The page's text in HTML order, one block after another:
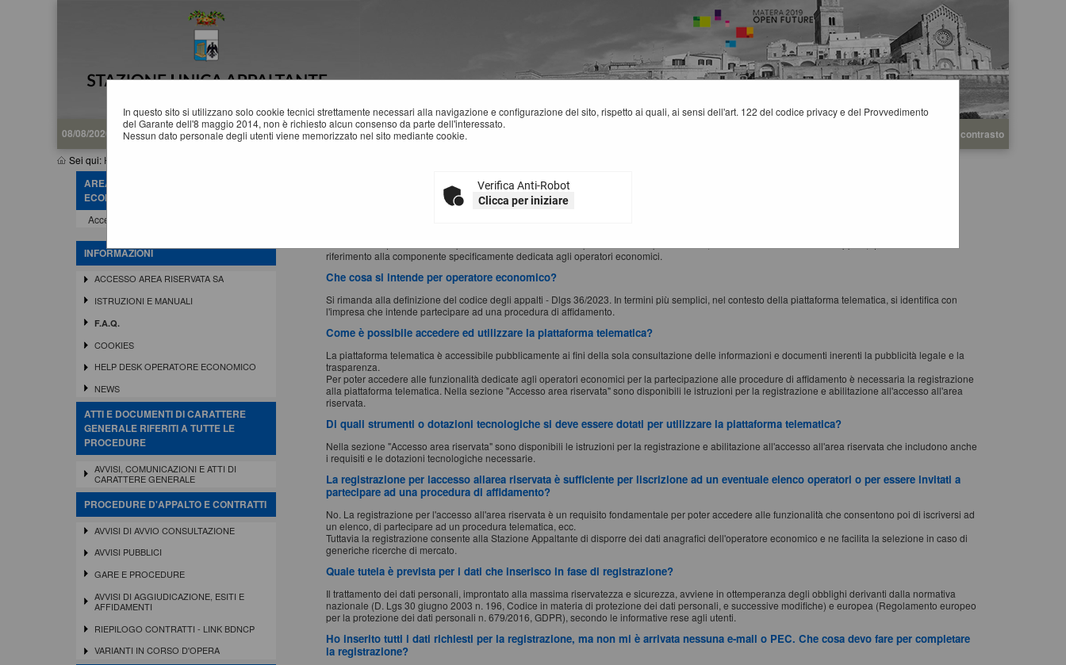
08/08/2026 14:24 Alto contrasto
Sei qui: Home
In questo sito si utilizzano solo cookie tecnici strettamente necessari alla navigazione e configurazione del sito, rispetto ai quali, ai sensi dell'art. 122 del codice privacy e del Provvedimento
del Garante dell'8 maggio 2014, non è richiesto alcun consenso da parte dell'interessato.
Nessun dato personale degli utenti viene memorizzato nel sito mediante cookie.
Verifica Anti-Robot
Clicca per iniziare
AREA RISERVATA OPERATORE
ECONOMICO
Accedi - Registrati
INFORMAZIONI
ACCESSO AREA RISERVATA SA
ISTRUZIONI E MANUALI
F.A.Q.
COOKIES
HELP DESK OPERATORE ECONOMICO
NEWS
ATTI E DOCUMENTI DI CARATTERE
GENERALE RIFERITI A TUTTE LE
PROCEDURE
AVVISI, COMUNICAZIONI E ATTI DI
CARATTERE GENERALE
PROCEDURE D'APPALTO E CONTRATTI
AVVISI DI AVVIO CONSULTAZIONE
AVVISI PUBBLICI
GARE E PROCEDURE
AVVISI DI AGGIUDICAZIONE, ESITI E
AFFIDAMENTI
RIEPILOGO CONTRATTI - LINK BDNCP
VARIANTI IN CORSO D'OPERA
Che cosa si intende per piattaforma telematica?
riferimento alla componente specificamente dedicata agli operatori economici.
Che cosa si intende per operatore economico?
Si rimanda alla definizione del codice degli appalti - Dlgs 36/2023. In termini più semplici, nel contesto della piattaforma telematica, si identifica con
l'impresa che intende partecipare ad una procedura di affidamento.
Come è possibile accedere ed utilizzare la piattaforma telematica?
La piattaforma telematica è accessibile pubblicamente ai fini della sola consultazione delle informazioni e documenti inerenti la pubblicità legale e la
trasparenza.
Per poter accedere alle funzionalità dedicate agli operatori economici per la partecipazione alle procedure di affidamento è necessaria la registrazione
alla piattaforma telematica. Nella sezione "Accesso area riservata" sono disponibili le istruzioni per la registrazione e abilitazione all'accesso all'area
riservata.
Di quali strumenti o dotazioni tecnologiche si deve essere dotati per utilizzare la piattaforma telematica?
Nella sezione "Accesso area riservata" sono disponibili le istruzioni per la registrazione e abilitazione all'accesso all'area riservata che includono anche
i requisiti e le dotazioni tecnologiche necessarie.
La registrazione per laccesso allarea riservata è sufficiente per liscrizione ad un eventuale elenco operatori o per essere invitati a
partecipare ad una procedura di affidamento?
No. La registrazione per l'accesso all'area riservata è un requisito fondamentale per poter accedere alle funzionalità che consentono poi di iscriversi ad
un elenco, di partecipare ad un procedura telematica, ecc.
Tuttavia la registrazione consente alla Stazione Appaltante di disporre dei dati anagrafici dell'operatore economico e ne facilita la selezione in caso di
generiche ricerche di mercato.
Quale tutela è prevista per i dati che inserisco in fase di registrazione?
Il trattamento dei dati personali, improntato alla massima riservatezza e sicurezza, avviene in ottemperanza degli obblighi derivanti dalla normativa
nazionale (D. Lgs 30 giugno 2003 n. 196, Codice in materia di protezione dei dati personali, e successive modifiche) e europea (Regolamento europeo
per la protezione dei dati personali n. 679/2016, GDPR), secondo le informative rese agli utenti.
Ho inserito tutti i dati richiesti per la registrazione, ma non mi è arrivata nessuna e-mail o PEC. Che cosa devo fare per completare
la registrazione?